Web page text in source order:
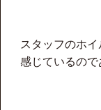
スタッフのホ
感じているので